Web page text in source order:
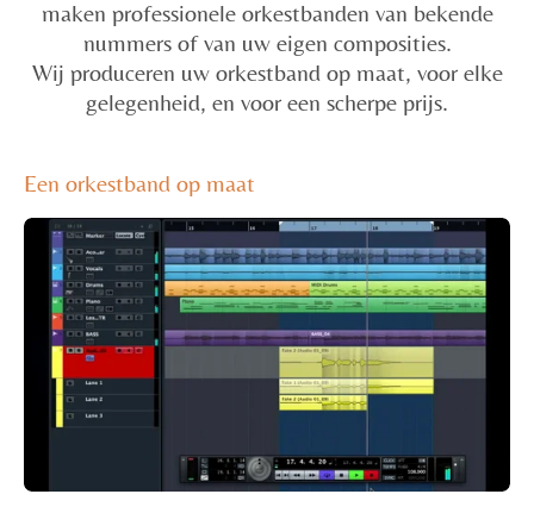
maken professionele orkestbanden van bekende
nummers of van uw eigen composities.
Wij produceren uw orkestband op maat, voor elke
gelegenheid, en voor een scherpe prijs.
Een orkestband op maat